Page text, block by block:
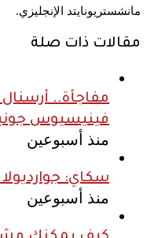
مانشستريونايتد الإنجليزي.
مقالات ذات صلة
مفاجأة..
فينيسيوس
منذ أسبوعين
سكاي:
منذ أسبوعين